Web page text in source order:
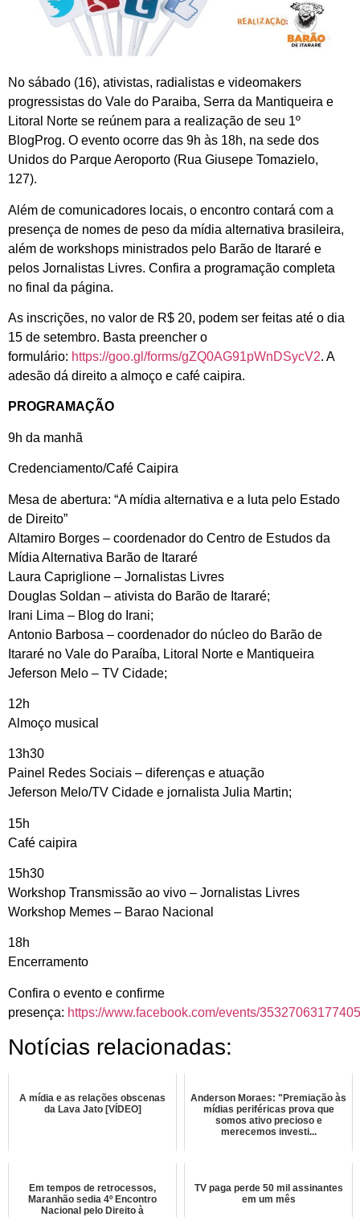
No sábado (16), ativistas, radialistas e videomakers
progressistas do Vale do Paraiba, Serra da Mantiqueira e
Litoral Norte se reúnem para a realização de seu 1º
BlogProg. O evento ocorre das 9h às 18h, na sede dos
Unidos do Parque Aeroporto (Rua Giusepe Tomazielo,
127).
Além de comunicadores locais, o encontro contará com a
presença de nomes de peso da mídia alternativa brasileira,
além de workshops ministrados pelo Barão de Itararé e
pelos Jornalistas Livres. Confira a programação completa
no final da página.
As inscrições, no valor de R$ 20, podem ser feitas até o dia
15 de setembro. Basta preencher o
formulário: https://goo.gl/forms/gZQ0AG91pWnDSycV2. A
adesão dá direito a almoço e café caipira.
PROGRAMAÇÃO
9h da manhã
Credenciamento/Café Caipira
Mesa de abertura: “A mídia alternativa e a luta pelo Estado
de Direito”
Altamiro Borges – coordenador do Centro de Estudos da
Mídia Alternativa Barão de Itararé
Laura Capriglione – Jornalistas Livres
Douglas Soldan – ativista do Barão de Itararé;
Irani Lima – Blog do Irani;
Antonio Barbosa – coordenador do núcleo do Barão de
Itararé no Vale do Paraíba, Litoral Norte e Mantiqueira
Jeferson Melo – TV Cidade;
12h
Almoço musical
13h30
Painel Redes Sociais – diferenças e atuação
Jeferson Melo/TV Cidade e jornalista Julia Martin;
15h
Café caipira
15h30
Workshop Transmissão ao vivo – Jornalistas Livres
Workshop Memes – Barao Nacional
18h
Encerramento
Confira o evento e confirme
presença: https://www.facebook.com/events/
Notícias relacionadas:
A mídia e as relações obscenas
da Lava Jato [VÍDEO]
Anderson Moraes: "Premiação às
mídias periféricas prova que
somos ativo precioso e
merecemos investi...
Em tempos de retrocessos,
Maranhão sedia 4º Encontro
Nacional pelo Direito à
TV paga perde 50 mil assinantes
em um mês